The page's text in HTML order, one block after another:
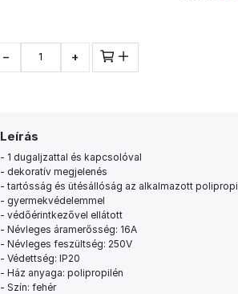
− +
Leírás
- 1 dugaljzattal és kapcsolóval
- dekoratív megjelenés
- tartósság és ütésállóság az alkalmazott
- gyermekvédelemmel
- védőérintkezővel ellátott
- Névleges áramerősség: 16A
- Névleges feszültség: 250V
- Védettség: IP20
- Ház anyaga: polipropilén
- Szín: fehér